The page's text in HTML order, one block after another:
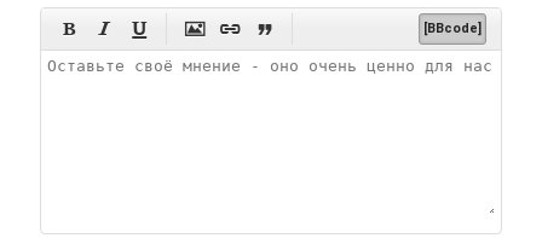
      [BBcode]